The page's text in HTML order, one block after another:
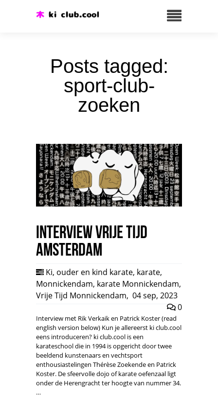
Posts tagged:
sport-club-
zoeken
Interview Vrije Tijd
Amsterdam
Ki, ouder en kind karate, karate,
Monnickendam, karate Monnickendam,
Vrije Tijd Monnickendam, 04 sep, 2023
0
Interview met Rik Verkaik en Patrick Koster (read
english version below) Kun je allereerst ki club.cool
eens introduceren? ki club.cool is een
karateschool die in 1994 is opgericht door twee
beeldend kunstenaars en vechtsport
enthousiastelingen Thérèse Zoekende en Patrick
Koster. De sfeervolle dojo of karate oefenzaal ligt
onder de Herengracht ter hoogte van nummer 34.
…